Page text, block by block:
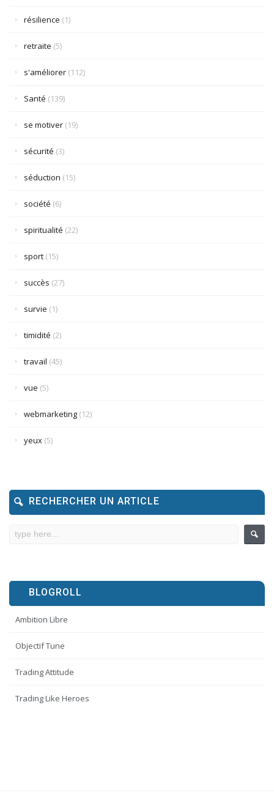
résilience (1)
retraite (5)
s'améliorer (112)
Santé (139)
se motiver (19)
sécurité (3)
séduction (15)
société (6)
spiritualité (22)
sport (15)
succès (27)
survie (1)
timidité (2)
travail (45)
vue (5)
webmarketing (12)
yeux (5)
RECHERCHER UN ARTICLE
BLOGROLL
Ambition Libre
Objectif Tune
Trading Attitude
Trading Like Heroes